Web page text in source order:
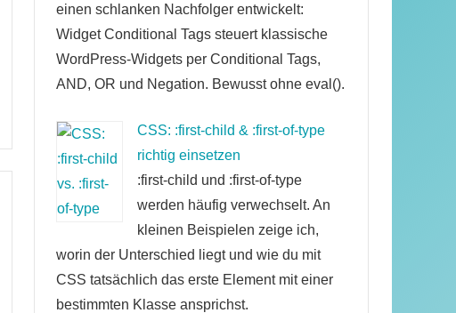
einen schlanken Nachfolger entwickelt:
Widget Conditional Tags steuert klassische
WordPress-Widgets per Conditional Tags,
AND, OR und Negation. Bewusst ohne eval().
CSS: :first-child & :first-of-type
richtig einsetzen
:first-child und :first-of-type
werden häufig verwechselt. An
kleinen Beispielen zeige ich,
worin der Unterschied liegt und wie du mit
CSS tatsächlich das erste Element mit einer
bestimmten Klasse ansprichst.